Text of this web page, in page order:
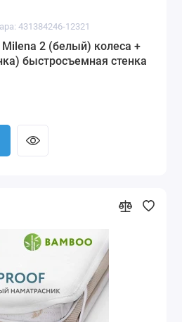
431384246-12321
2 (белый) колеса +
быстросъемная стенка